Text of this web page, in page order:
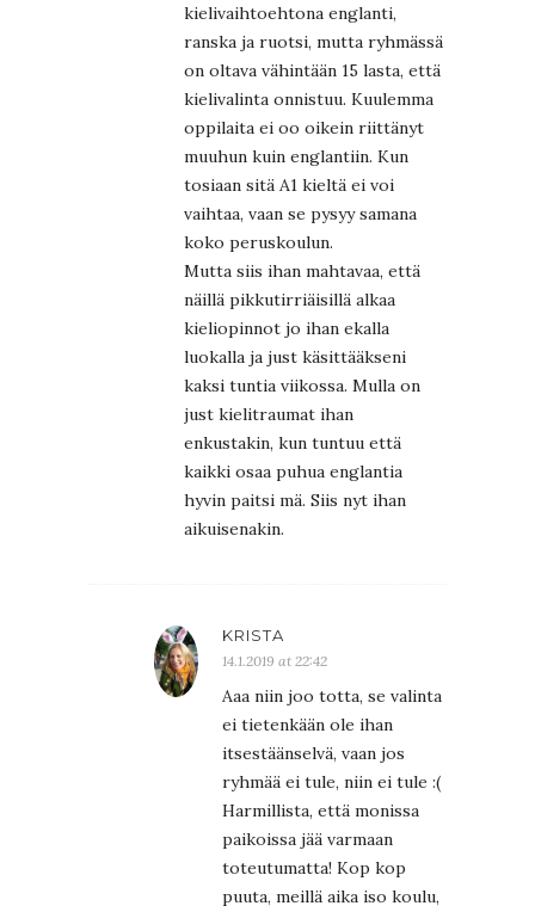
kielivaihtoehtona englanti,
ranska ja ruotsi, mutta ryhmässä
on oltava vähintään 15 lasta, että
kielivalinta onnistuu. Kuulemma
oppilaita ei oo oikein riittänyt
muuhun kuin englantiin. Kun
tosiaan sitä A1 kieltä ei voi
vaihtaa, vaan se pysyy samana
koko peruskoulun.
Mutta siis ihan mahtavaa, että
näillä pikkutirriäisillä alkaa
kieliopinnot jo ihan ekalla
luokalla ja just käsittääkseni
kaksi tuntia viikossa. Mulla on
just kielitraumat ihan
enkustakin, kun tuntuu että
kaikki osaa puhua englantia
hyvin paitsi mä. Siis nyt ihan
aikuisenakin.
KRISTA
14.1.2019 at 22:42
Aaa niin joo totta, se valinta
ei tietenkään ole ihan
itsestäänselvä, vaan jos
ryhmää ei tule, niin ei tule :(
Harmillista, että monissa
paikoissa jää varmaan
toteutumatta! Kop kop
puuta, meillä aika iso koulu,